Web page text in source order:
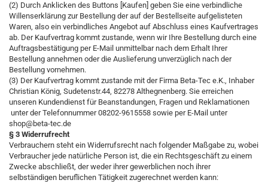
(2) Durch Anklicken des Buttons [Kaufen] geben Sie eine verbindliche
Willenserklärung zur Bestellung der auf der Bestellseite aufgelisteten
Waren, also ein verbindliches Angebot auf Abschluss eines Kaufvertrages
ab. Der Kaufvertrag kommt zustande, wenn wir Ihre Bestellung durch eine
Auftragsbestätigung per E-Mail unmittelbar nach dem Erhalt Ihrer
Bestellung annehmen oder die Auslieferung unverzüglich nach der
Bestellung vornehmen.
(3) Der Kaufvertrag kommt zustande mit der Firma Beta-Tec e.K., Inhaber
Christian König, Sudetenstr.44, 82278 Althegnenberg. Sie erreichen
unseren Kundendienst für Beanstandungen, Fragen und Reklamationen
unter der Telefonnummer 08202-9615558 sowie per E-Mail unter
shop@beta-tec.de
§ 3 Widerrufrecht
Verbrauchern steht ein Widerrufsrecht nach folgender Maßgabe zu, wobei
Verbraucher jede natürliche Person ist, die ein Rechtsgeschäft zu einem
Zwecke abschließt, der weder ihrer gewerblichen noch ihrer
selbständigen beruflichen Tätigkeit zugerechnet werden kann: